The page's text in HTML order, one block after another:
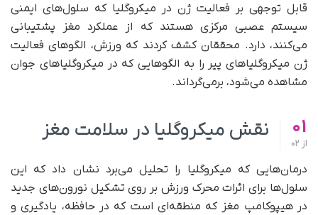
قابل توجهی بر فعالیت ژن در میکروگلیا که سلول‌های ایمنی
سیستم عصبی مرکزی هستند که از عملکرد مغز پشتیبانی
می‌کنند، دارد. محققان کشف کردند که ورزش، الگوهای فعالیت
ژن میکروگلیاهای پیر را به الگوهایی که در میکروگلیاهای جوان
مشاهده می‌شود، برمی‌گرداند.
01
از
نقش میکروگلیا در سلامت مغز
درمان‌هایی که میکروگلیا را تحلیل می‌برد نشان داد که این
سلول‌ها برای اثرات محرک ورزش بر روی تشکیل نورون‌های جدید
در هیپوکامپ مغز که منطقه‌ای است که در حافظه، یادگیری و